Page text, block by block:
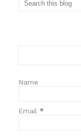
Name
Email *